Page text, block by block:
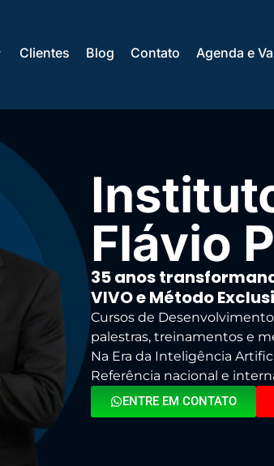
Clientes Blog Contato Agenda e
Flávio
35 anos
VIVO e Método
Cursos de
palestras, treinamentos e
Na Era da Inteligência
Referência nacional e
ENTRE EM CONTATO